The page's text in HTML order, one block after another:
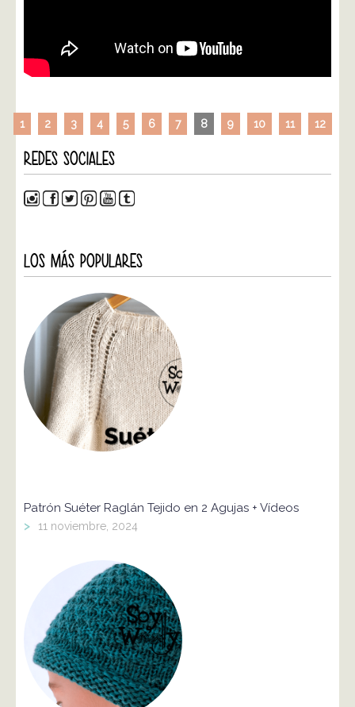
1 2 3 4 5 6 7 8 9 10 11 12
REDES SOCIALES
LOS MÁS POPULARES
Patrón Suéter Raglán Tejido en 2 Agujas + Vídeos
> 11 noviembre, 2024